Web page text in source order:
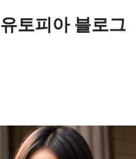
유토피아 블로그